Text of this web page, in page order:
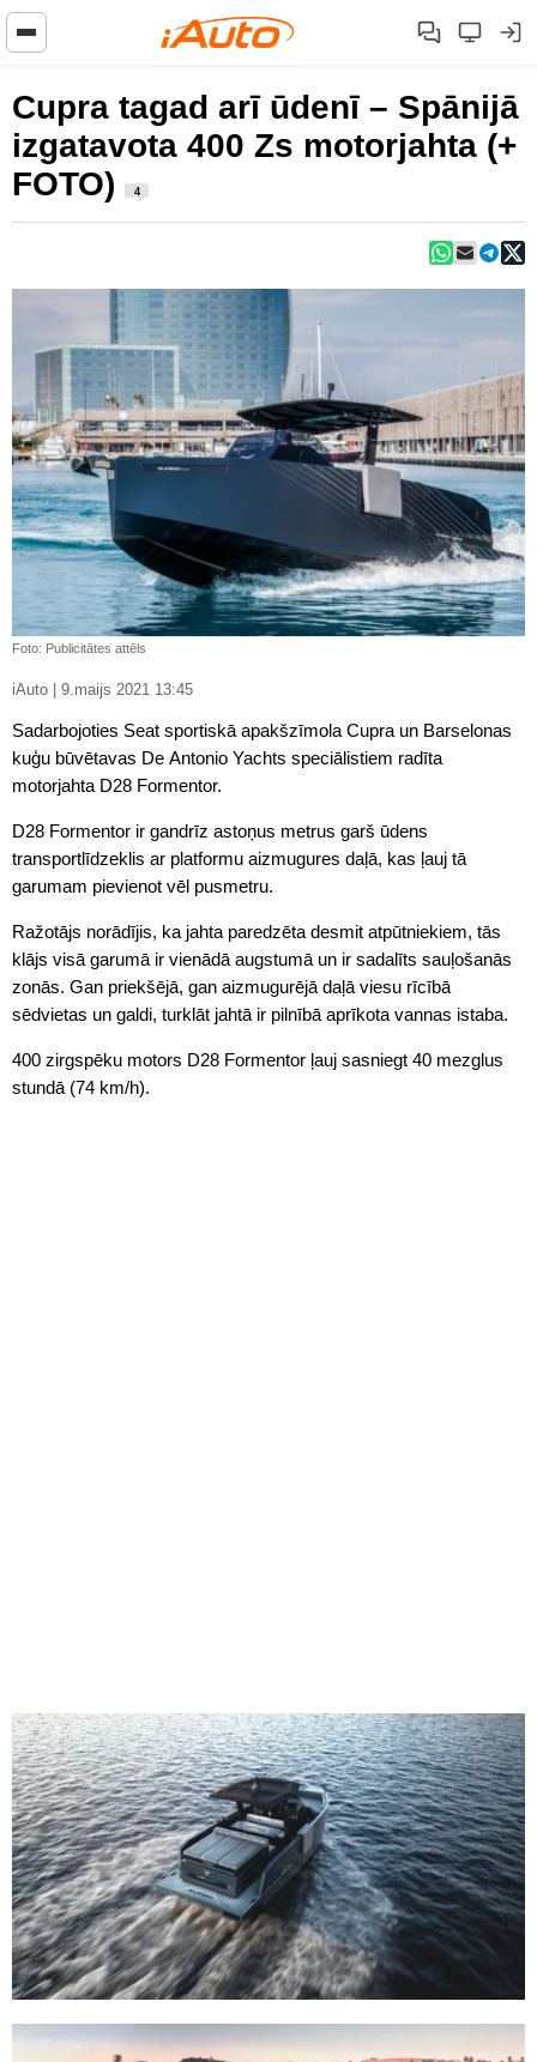
Cupra tagad arī ūdenī – Spānijā
izgatavota 400 Zs motorjahta (+
FOTO)
4
Foto: Publicitātes attēls
iAuto | 9.maijs 2021 13:45
Sadarbojoties Seat sportiskā apakšzīmola Cupra un Barselonas
kuģu būvētavas De Antonio Yachts speciālistiem radīta
motorjahta D28 Formentor.
D28 Formentor ir gandrīz astoņus metrus garš ūdens
transportlīdzeklis ar platformu aizmugures daļā, kas ļauj tā
garumam pievienot vēl pusmetru.
Ražotājs norādījis, ka jahta paredzēta desmit atpūtniekiem, tās
klājs visā garumā ir vienādā augstumā un ir sadalīts sauļošanās
zonās. Gan priekšējā, gan aizmugurējā daļā viesu rīcībā
sēdvietas un galdi, turklāt jahtā ir pilnībā aprīkota vannas istaba.
400 zirgspēku motors D28 Formentor ļauj sasniegt 40 mezglus
stundā (74 km/h).